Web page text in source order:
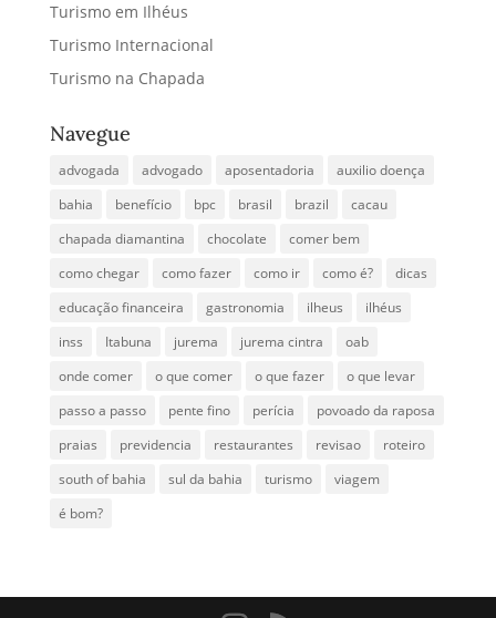
Turismo em Ilhéus
Turismo Internacional
Turismo na Chapada
Navegue
advogada advogado aposentadoria
auxilio doença
bahia
benefício bpc brasil brazil
cacau
chapada diamantina
chocolate
comer bem
como chegar
como fazer como ir como é?
dicas
educação financeira
gastronomia ilheus
ilhéus
inss
Itabuna jurema jurema cintra
oab
onde comer
o que comer o que fazer
o que levar
passo a passo
pente fino perícia
povoado da raposa
praias
previdencia restaurantes revisao
roteiro
south of bahia
sul da bahia turismo
viagem
é bom?